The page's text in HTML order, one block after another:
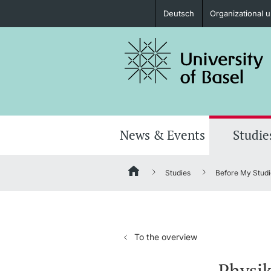
Prospective Students
Donors & Alumni
Deutsch Organizational
News & Events
Studies Before My
To the overview